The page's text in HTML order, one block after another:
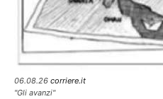
06.08.26 corriere.it
"Gli avanzi"